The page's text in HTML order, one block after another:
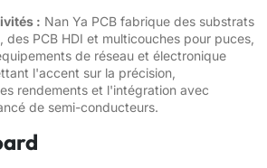
: Nan Ya PCB fabrique des substrats
des PCB HDI et multicouches pour puces,
de réseau et électronique
l'accent sur la précision,
rendements et l'intégration avec
de semi-conducteurs.